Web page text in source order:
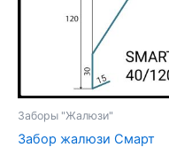
Заборы "Жалюзи"
Забор жалюзи Смарт